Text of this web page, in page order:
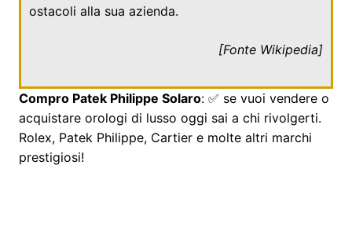
ostacoli alla sua azienda.
[Fonte Wikipedia]
Compro Patek Philippe Solaro: ✅ se vuoi vendere o
acquistare orologi di lusso oggi sai a chi rivolgerti.
Rolex, Patek Philippe, Cartier e molte altri marchi
prestigiosi!